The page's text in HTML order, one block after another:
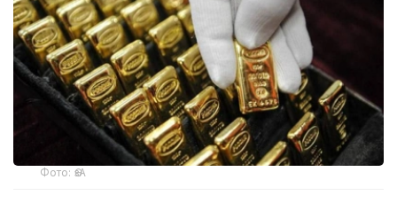
Фото: ӨзА